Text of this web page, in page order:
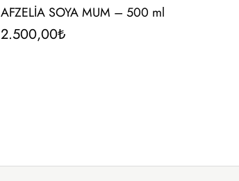
AFZELİA SOYA MUM – 500 ml
2.500,00₺